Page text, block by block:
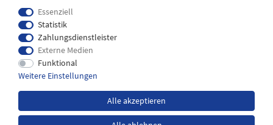
Impressum
Widerrufs­recht
Essenziell
Statistik
Zahlungsdienstleister
Externe Medien
Funktional
Weitere Einstellungen
Alle akzeptieren